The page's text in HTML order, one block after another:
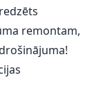
remontam,